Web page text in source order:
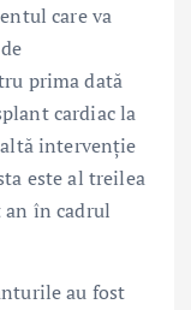
care va
prima dată
cardiac la
intervenție
este al treilea
an în cadrul
au fost